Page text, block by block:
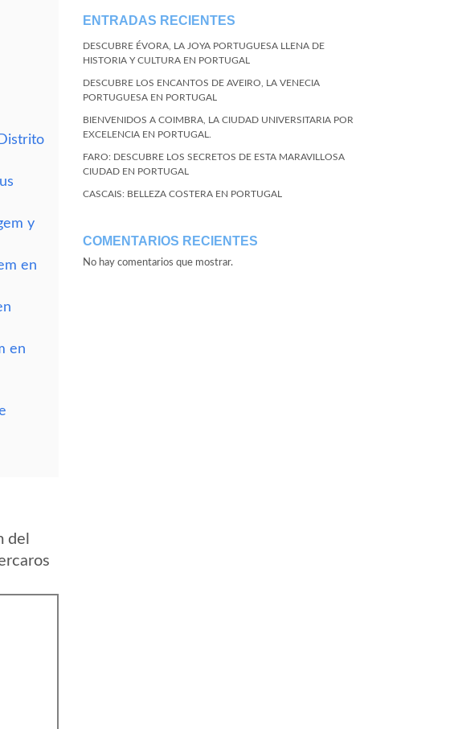
y
en
en
del
ENTRADAS RECIENTES
DESCUBRE ÉVORA, LA JOYA PORTUGUESA LLENA DE
HISTORIA Y CULTURA EN PORTUGAL
DESCUBRE LOS ENCANTOS DE AVEIRO, LA VENECIA
PORTUGUESA EN PORTUGAL
BIENVENIDOS A COIMBRA, LA CIUDAD UNIVERSITARIA POR
EXCELENCIA EN PORTUGAL.
FARO: DESCUBRE LOS SECRETOS DE ESTA MARAVILLOSA
CIUDAD EN PORTUGAL
CASCAIS: BELLEZA COSTERA EN PORTUGAL
COMENTARIOS RECIENTES
No hay comentarios que mostrar.